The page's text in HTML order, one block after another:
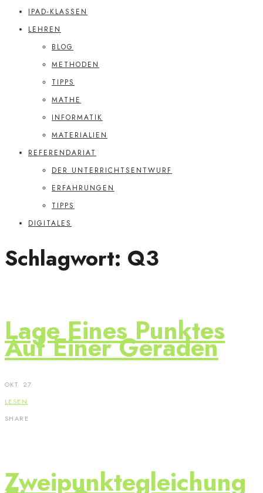
IPAD-KLASSEN
LEHREN
BLOG
METHODEN
TIPPS
MATHE
INFORMATIK
MATERIALIEN
REFERENDARIAT
DER UNTERRICHTSENTWURF
ERFAHRUNGEN
TIPPS
DIGITALES
Schlagwort: Q3
Lage Eines Punktes
Auf Einer Geraden
OKT. 27
LESEN
SHARE
Zweipunktegleichung